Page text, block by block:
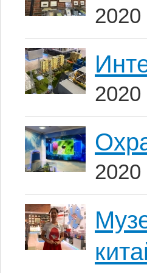
2020
2020
2020